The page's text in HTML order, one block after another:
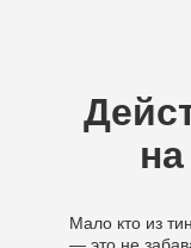
Мало кто из